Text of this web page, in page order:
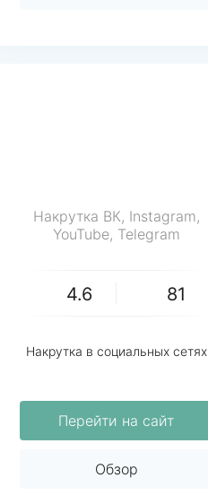
Накрутка ВК, Instagram,
YouTube, Telegram
4.6 81
Накрутка в социальных сетях
Перейти на сайт
Обзор